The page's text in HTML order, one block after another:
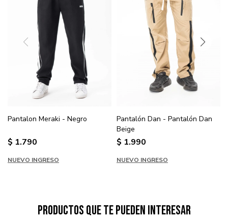
Pantalon Meraki - Negro
$ 1.790
NUEVO INGRESO
Pantalón Dan - Pantalón Dan
Beige
$ 1.990
NUEVO INGRESO
Productos que te pueden interesar